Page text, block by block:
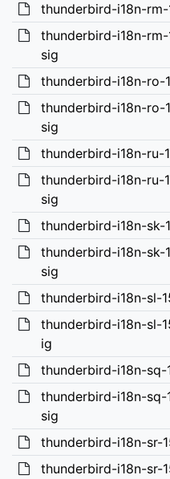
thunderbird-i18n-
thunderbird-i18n-
sig
thunderbird-i18n-ro-
thunderbird-i18n-ro-
sig
thunderbird-i18n-ru-
thunderbird-i18n-ru-
sig
thunderbird-i18n-sk-
thunderbird-i18n-sk-
sig
thunderbird-i18n-sl-
thunderbird-i18n-sl-
ig
thunderbird-i18n-sq-
thunderbird-i18n-sq-
sig
thunderbird-i18n-sr-
thunderbird-i18n-sr-